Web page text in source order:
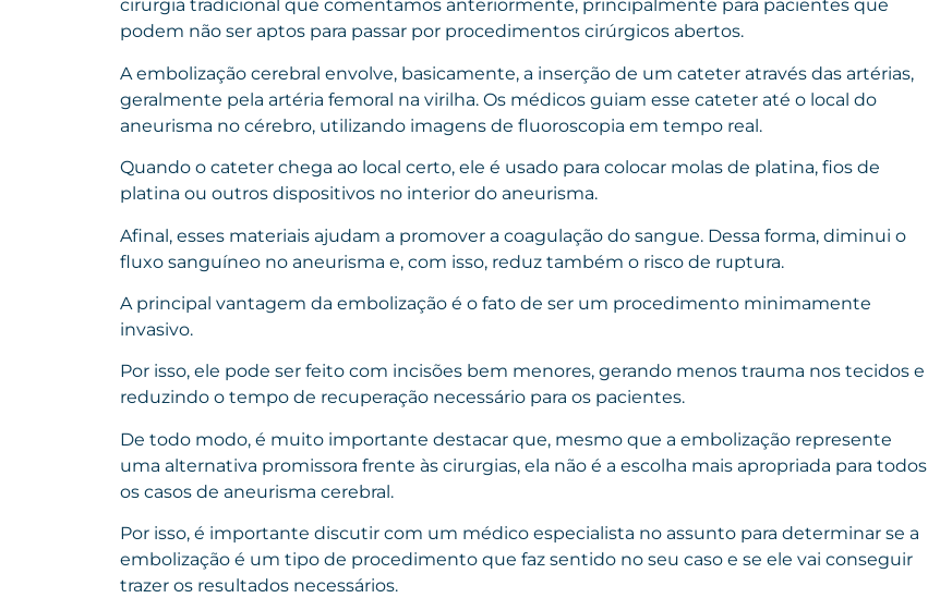
cirurgia tradicional que comentamos anteriormente, principalmente para pacientes que
podem não ser aptos para passar por procedimentos cirúrgicos abertos.
A embolização cerebral envolve, basicamente, a inserção de um cateter através das artérias,
geralmente pela artéria femoral na virilha. Os médicos guiam esse cateter até o local do
aneurisma no cérebro, utilizando imagens de fluoroscopia em tempo real.
Quando o cateter chega ao local certo, ele é usado para colocar molas de platina, fios de
platina ou outros dispositivos no interior do aneurisma.
Afinal, esses materiais ajudam a promover a coagulação do sangue. Dessa forma, diminui o
fluxo sanguíneo no aneurisma e, com isso, reduz também o risco de ruptura.
A principal vantagem da embolização é o fato de ser um procedimento minimamente
invasivo.
Por isso, ele pode ser feito com incisões bem menores, gerando menos trauma nos tecidos e
reduzindo o tempo de recuperação necessário para os pacientes.
De todo modo, é muito importante destacar que, mesmo que a embolização represente
uma alternativa promissora frente às cirurgias, ela não é a escolha mais apropriada para todos
os casos de aneurisma cerebral.
Por isso, é importante discutir com um médico especialista no assunto para determinar se a
embolização é um tipo de procedimento que faz sentido no seu caso e se ele vai conseguir
trazer os resultados necessários.